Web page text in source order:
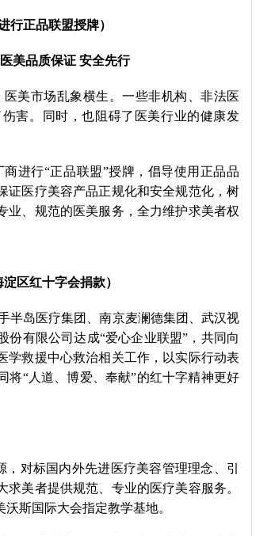
行正品联盟授牌）
美品质保证 安全先行
美市场乱象横生。一些非机构、非法医
害。同时，也阻碍了医美行业的健康发
进行“正品联盟”授牌，倡导使用正品品
证医疗美容产品正规化和安全规范化，树
业、规范的医美服务，全力维护求美者权
区红十字会捐款）
半岛医疗集团、南京麦澜德集团、武汉视
有限公司达成“爱心企业联盟”，共同向
学救援中心救治相关工作，以实际行动表
将“人道、博爱、奉献”的红十字精神更好
对标国内外先进医疗美容管理理念、引
美者提供规范、专业的医疗美容服务。
斯国际大会指定教学基地。